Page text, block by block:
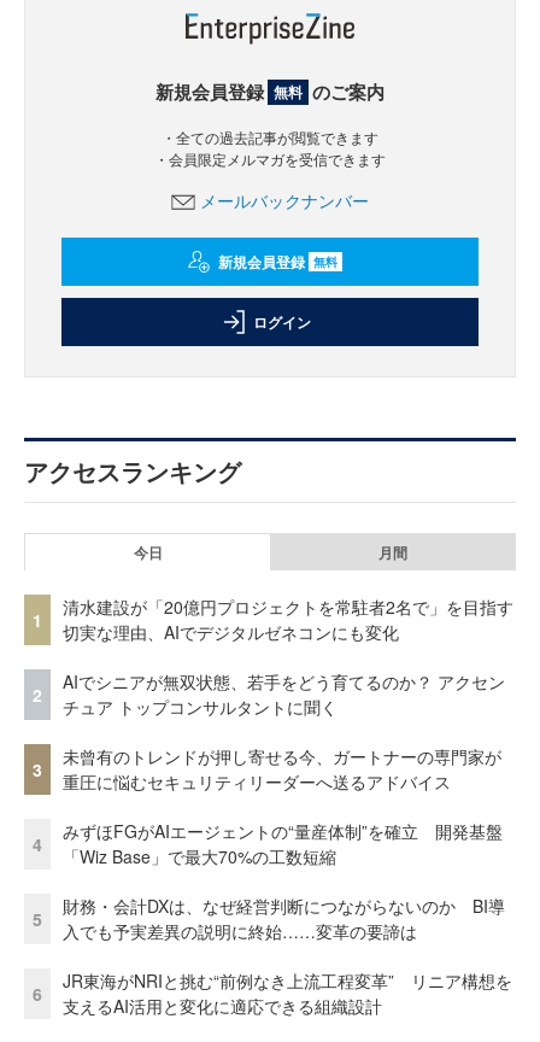
新規会員登録 無料 のご案内
・全ての過去記事が閲覧できます
・会員限定メルマガを受信できます
メールバックナンバー
新規会員登録 無料
ログイン
アクセスランキング
今日 月間
1
清水建設が「20億円プロジェクトを常駐者2名で」を目指す
切実な理由、AIでデジタルゼネコンにも変化
2
AIでシニアが無双状態、若手をどう育てるのか？ アクセン
チュア トップコンサルタントに聞く
3
未曾有のトレンドが押し寄せる今、ガートナーの専門家が
重圧に悩むセキュリティリーダーへ送るアドバイス
4
みずほFGがAIエージェントの“量産体制”を確立 開発基盤
「Wiz Base」で最大70%の工数短縮
5
財務・会計DXは、なぜ経営判断につながらないのか BI導
入でも予実差異の説明に終始……変革の要諦は
6
JR東海がNRIと挑む“前例なき上流工程変革” リニア構想を
支えるAI活用と変化に適応できる組織設計